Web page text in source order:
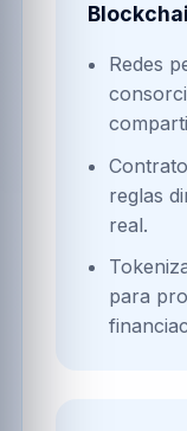
Redes
reglas
real.
para